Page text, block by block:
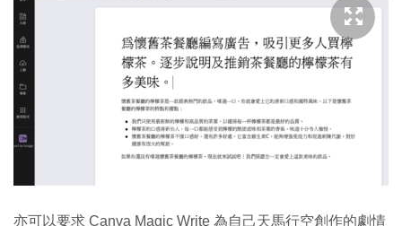
亦可以要求 Canva Magic Write 為自己天馬行空創作的劇情